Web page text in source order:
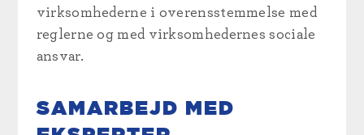
virksomhederne i overensstemmelse med
reglerne og med virksomhedernes sociale
ansvar.
SAMARBEJD MED